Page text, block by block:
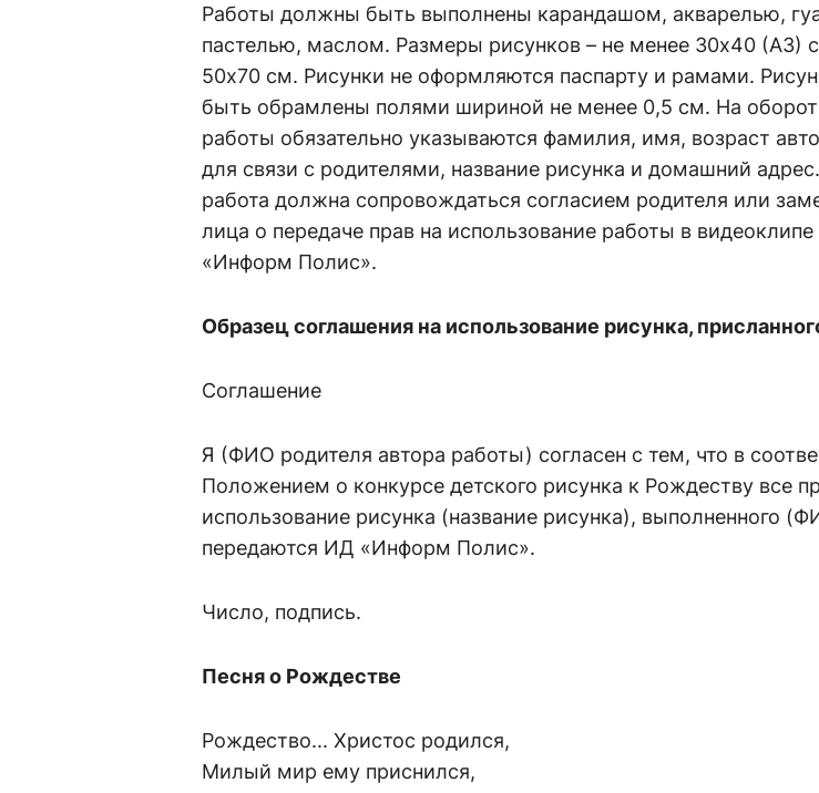
Работы должны быть выполнены карандашом, акварелью,
пастелью, маслом. Размеры рисунков – не менее 30х40 (А3)
50х70 см. Рисунки не оформляются паспарту и рамами.
быть обрамлены полями шириной не менее 0,5 см. На
работы обязательно указываются фамилия, имя, возраст
для связи с родителями, название рисунка и домашний
работа должна сопровождаться согласием родителя или
лица о передаче прав на использование работы в видеоклипе
«Информ Полис».
Образец соглашения на использование рисунка,
Соглашение
Я (ФИО родителя автора работы) согласен с тем, что в
Положением о конкурсе детского рисунка к Рождеству все
использование рисунка (название рисунка), выполненного
передаются ИД «Информ Полис».
Число, подпись.
Песня о Рождестве
Рождество... Христос родился,
Милый мир ему приснился,